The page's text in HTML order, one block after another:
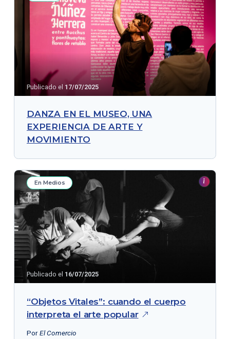
Publicado el 17/07/2025
DANZA EN EL MUSEO, UNA
EXPERIENCIA DE ARTE Y
MOVIMIENTO
En Medios
Publicado el 16/07/2025
“Objetos Vitales”: cuando el cuerpo
interpreta el arte popular
PorEl Comercio